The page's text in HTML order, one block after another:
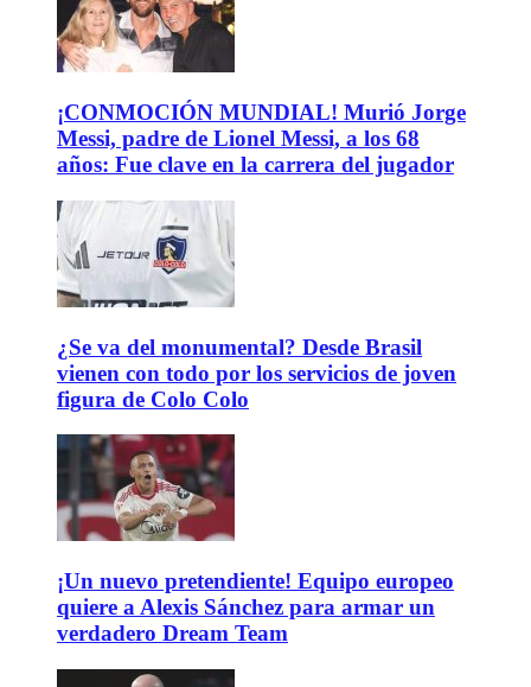
¡CONMOCIÓN MUNDIAL! Murió Jorge
Messi, padre de Lionel Messi, a los 68
años: Fue clave en la carrera del jugador
¿Se va del monumental? Desde Brasil
vienen con todo por los servicios de joven
figura de Colo Colo
¡Un nuevo pretendiente! Equipo europeo
quiere a Alexis Sánchez para armar un
verdadero Dream Team